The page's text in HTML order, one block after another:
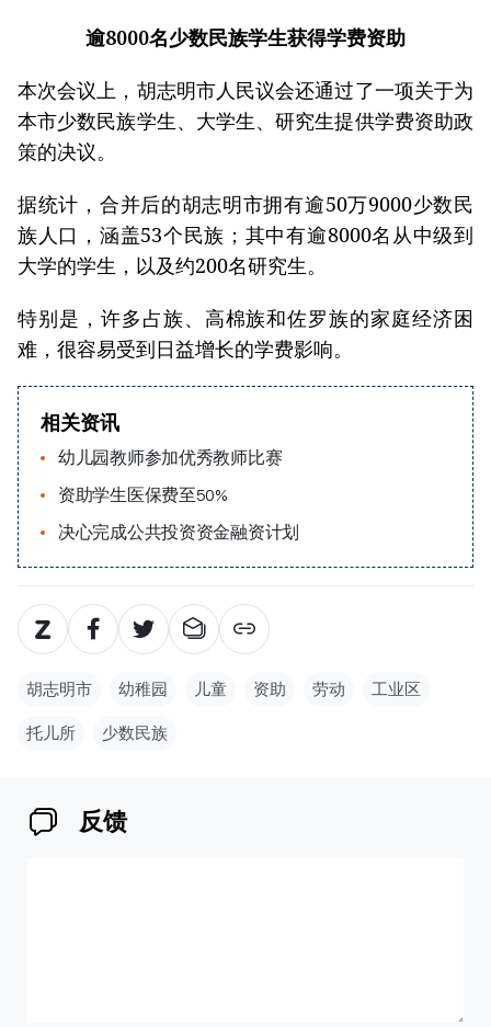
逾8000名少数民族学生获得学费资助
本次会议上，胡志明市人民议会还通过了一项关于为
本市少数民族学生、大学生、研究生提供学费资助政
策的决议。
据统计，合并后的胡志明市拥有逾50万9000少数民
族人口，涵盖53个民族；其中有逾8000名从中级到
大学的学生，以及约200名研究生。
特别是，许多占族、高棉族和佐罗族的家庭经济困
难，很容易受到日益增长的学费影响。
相关资讯
幼儿园教师参加优秀教师比赛
资助学生医保费至50%
决心完成公共投资资金融资计划
胡志明市 幼稚园 儿童 资助 劳动 工业区
托儿所 少数民族
反馈